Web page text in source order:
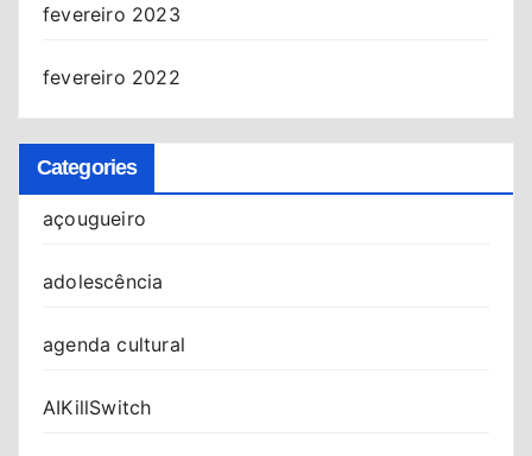
fevereiro 2023
fevereiro 2022
Categories
açougueiro
adolescência
agenda cultural
AIKillSwitch